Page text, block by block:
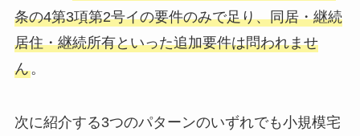
条の4第3項第2号イの要件のみで足り、同居・継続
居住・継続所有といった追加要件は問われませ
ん。
次に紹介する3つのパターンのいずれでも小規模宅